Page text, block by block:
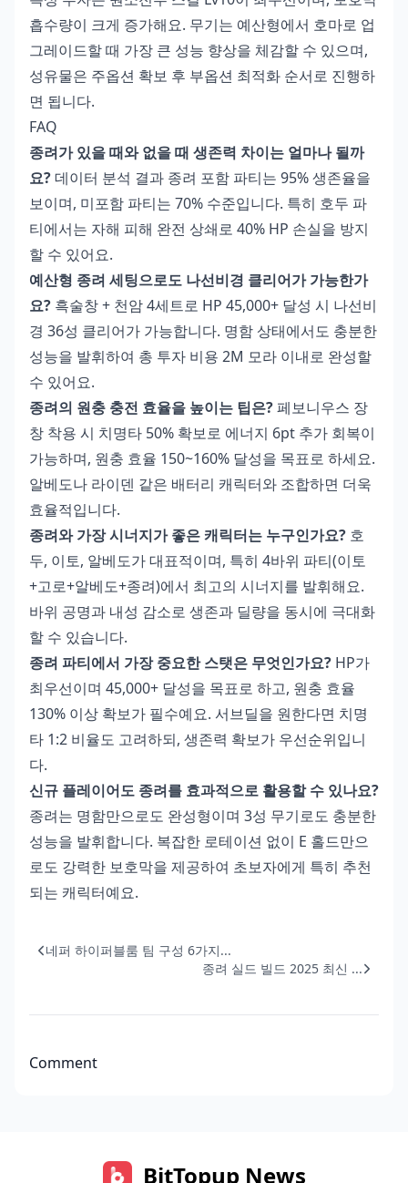
흡수량이 크게 증가해요. 무기는 예산형에서 호마로 업
그레이드할 때 가장 큰 성능 향상을 체감할 수 있으며,
성유물은 주옵션 확보 후 부옵션 최적화 순서로 진행하
면 됩니다.
FAQ
종려가 있을 때와 없을 때 생존력 차이는 얼마나 될까
요?데이터 분석 결과 종려 포함 파티는 95% 생존율을
보이며, 미포함 파티는 70% 수준입니다. 특히 호두 파
티에서는 자해 피해 완전 상쇄로 40% HP 손실을 방지
할 수 있어요.
예산형 종려 세팅으로도 나선비경 클리어가 가능한가
요? 흑술창 + 천암 4세트로 HP 45,000+ 달성 시 나선비
경 36성 클리어가 가능합니다. 명함 상태에서도 충분한
성능을 발휘하여 총 투자 비용 2M 모라 이내로 완성할
수 있어요.
종려의 원충 충전 효율을 높이는 팁은?페보니우스 장
창 착용 시 치명타 50% 확보로 에너지 6pt 추가 회복이
가능하며, 원충 효율 150~160% 달성을 목표로 하세요.
알베도나 라이덴 같은 배터리 캐릭터와 조합하면 더욱
효율적입니다.
종려와 가장 시너지가 좋은 캐릭터는 누구인가요? 호
두, 이토, 알베도가 대표적이며, 특히 4바위 파티(이토
+고로+알베도+종려)에서 최고의 시너지를 발휘해요.
바위 공명과 내성 감소로 생존과 딜량을 동시에 극대화
할 수 있습니다.
종려 파티에서 가장 중요한 스탯은 무엇인가요? HP가
최우선이며 45,000+ 달성을 목표로 하고, 원충 효율
130% 이상 확보가 필수예요. 서브딜을 원한다면 치명
타 1:2 비율도 고려하되, 생존력 확보가 우선순위입니
다.
신규 플레이어도 종려를 효과적으로 활용할 수 있나요?
종려는 명함만으로도 완성형이며 3성 무기로도 충분한
성능을 발휘합니다. 복잡한 로테이션 없이 E 홀드만으
로도 강력한 보호막을 제공하여 초보자에게 특히 추천
되는 캐릭터예요.
네퍼 하이퍼블룸 팀 구성 6가지...
종려 실드 빌드 2025 최신 ...
Comment
BitTopup News